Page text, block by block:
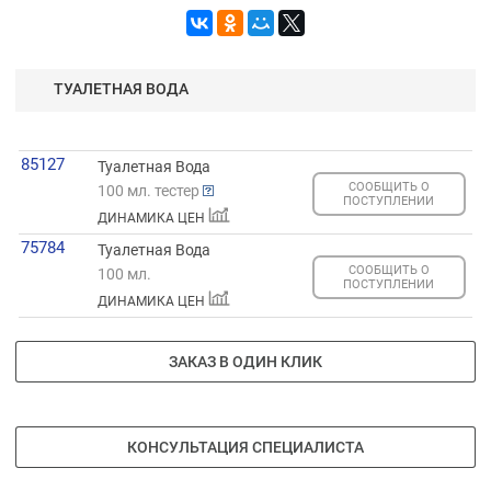
ТУАЛЕТНАЯ ВОДА
85127
Туалетная Вода
100 мл. тестер
ДИНАМИКА ЦЕН
СООБЩИТЬ О
ПОСТУПЛЕНИИ
75784
Туалетная Вода
100 мл.
ДИНАМИКА ЦЕН
СООБЩИТЬ О
ПОСТУПЛЕНИИ
ЗАКАЗ В ОДИН КЛИК
КОНСУЛЬТАЦИЯ СПЕЦИАЛИСТА